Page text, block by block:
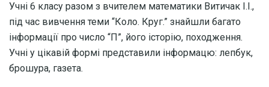
Учні 6 класу разом з вчителем математики Витичак І.І.,
під час вивчення теми “Коло. Круг.” знайшли багато
інформації про число “П”, його історію, походження.
Учні у цікавій формі представили інформацю: лепбук,
брошура, газета.